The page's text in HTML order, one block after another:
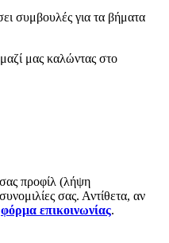
συμβουλές για τα βήματα
μας καλώντας στο
σας προφίλ (λήψη
σας. Αντίθετα, αν
φόρμα επικοινωνίας.